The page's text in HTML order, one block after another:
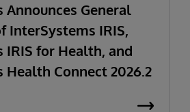
Announces General
InterSystems IRIS,
IRIS for Health, and
Health Connect 2026.2